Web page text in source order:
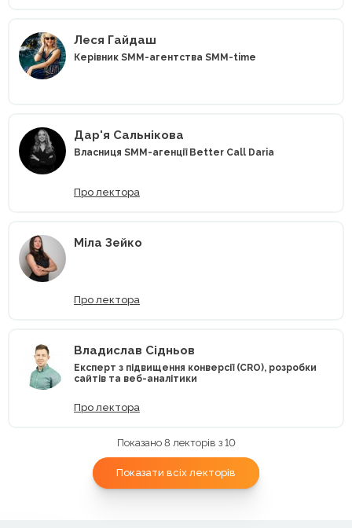
Леся Гайдаш
Керівник SMM-агентства SMM-time
Дар'я Сальнікова
Власниця SMM-агенції Better Call Daria
Про лектора
Mіла Зейко
Про лектора
Владислав Сідньов
Експерт з підвищення конверсії (CRO), розробки
сайтів та веб-аналітики
Про лектора
Показано 8 лекторів з 10
Показати всіх лекторів